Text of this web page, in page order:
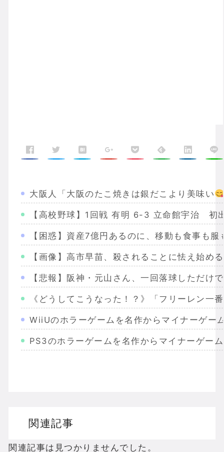
大阪人「大阪のたこ焼きは銀だこより美味い
【高校野球】1回戦 有明 6-3 立命館宇治
【困惑】資産7億円あるのに、移動も食事も
【画像】高市早苗、殺されることに怯え始める
【悲報】阪神・元山さん、一回落球しただけ
《どうしてこうなった！？》「フリーレン
WiiUのホラーゲームを名作からマイナーゲー
PS3のホラーゲームを名作からマイナーゲー
ドラゴンクエスト３の思い出
【聖剣伝説3】リースとアンジェラってなん
関連記事
関連記事は見つかりませんでした。